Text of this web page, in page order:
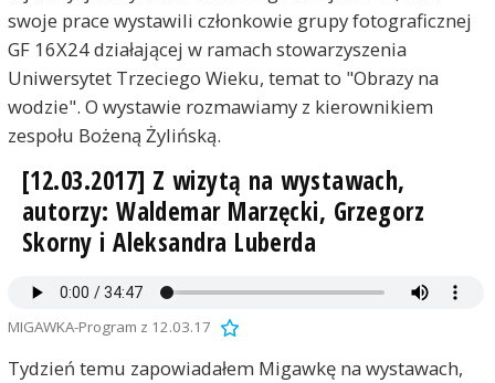
swoje prace wystawili członkowie grupy fotograficznej
GF 16X24 działającej w ramach stowarzyszenia
Uniwersytet Trzeciego Wieku, temat to "Obrazy na
wodzie". O wystawie rozmawiamy z kierownikiem
zespołu Bożeną Żylińską.
[12.03.2017] Z wizytą na wystawach,
autorzy: Waldemar Marzęcki, Grzegorz
Skorny i Aleksandra Luberda
MIGAWKA-Program z 12.03.17
Tydzień temu zapowiadałem Migawkę na wystawach,